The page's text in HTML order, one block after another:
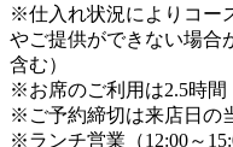
※仕入れ状況によりコー
やご提供ができない場合
含む）
※お席のご利用は2.5時間
※ご予約締切は来店日の
※ランチ営業（12:00～